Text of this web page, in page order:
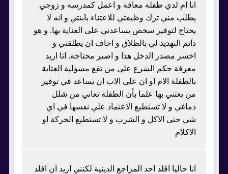
انا ام لدي طفلة معاقة و اعمل كمدرسة و زوجي
يطلب مني ترك وظيفتي للاعتناء بابنتي و انه لا
يحتاج لتوفير سخص يساعدني على العناية بها. و هو
دائم التهديد لي بالطلاق و اخاف ان يطلقني و
اخسر مصدر الدخل هذا و اصير محتاجة. انا اريد
معرفة حكم الشرع علي من تقع مسؤلية العتاية
بالطفلة الام او ان على الاب ان يساعد في توفير
من يعتني بها علما بأن الطفلة تعاني من شلل
دماغي و لا تستطيع الاعتماد علي نفسها في اي
شي حتى الاكل و الشرب و لا تستطيع الحركة او
الاكلام
انا حاليا اقلد احد المراجع الدينية لكنني اريد ان اقلد